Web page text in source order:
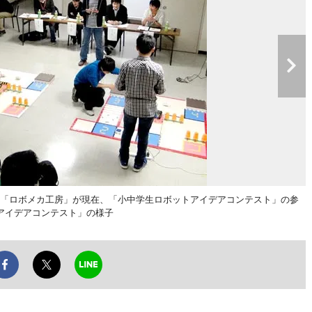
ボメカ工房」が現在、「小中学生ロボットアイデアコンテスト」の参
イデアコンテスト」の様子